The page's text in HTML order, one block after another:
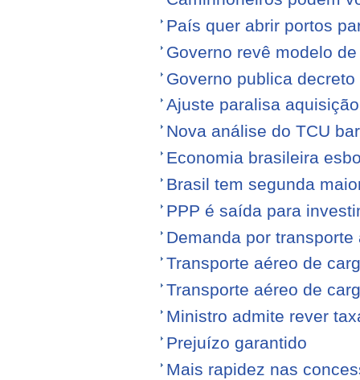
País quer abrir portos
Governo revê modelo
Governo publica
Ajuste paralisa
Nova análise do TCU
Economia brasileira
Brasil tem segunda
PPP é saída para
Demanda por
Transporte aéreo de
Transporte aéreo de
Ministro admite rever
Prejuízo garantido
Mais rapidez nas